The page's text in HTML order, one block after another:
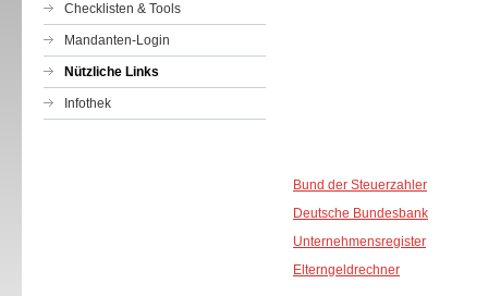
Checklisten & Tools
Mandanten-Login
Nützliche Links
Infothek
Bund der Steuerzahler
Deutsche Bundesbank
Unternehmensregister
Elterngeldrechner